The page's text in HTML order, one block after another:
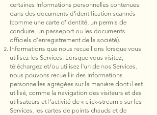
certaines Informations personnelles contenues
dans des documents d'identification scannés
(comme une carte d'identité, un permis de
conduire, un passeport ou les documents
officiels d'enregistrement de la société).
Informations que nous recueillons lorsque vous
utilisez les Services. Lorsque vous visitez,
téléchargez et/ou utilisez l'un de nos Services,
nous pouvons recueillir des Informations
personnelles agrégées sur la manière dont il est
utilisé, comme la navigation des visiteurs et des
utilisateurs et l'activité de « click-stream » sur les
Services, les cartes de points chauds et de